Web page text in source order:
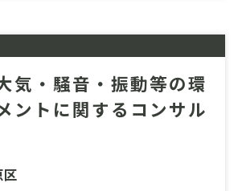
会的貢献度を実感しながら、
を求めています。
北海道、東北（秋田、宮城、
栃木、埼玉）、静岡、中国
気・騒音・振動等の環
ントに関するコンサル